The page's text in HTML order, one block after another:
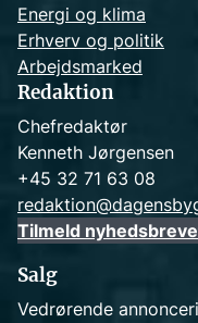
Energi og klima
Erhverv og politik
Arbejdsmarked
Redaktion
Chefredaktør
Kenneth Jørgensen
+45 32 71 63 08
Tilmeld
Salg
Vedrørende